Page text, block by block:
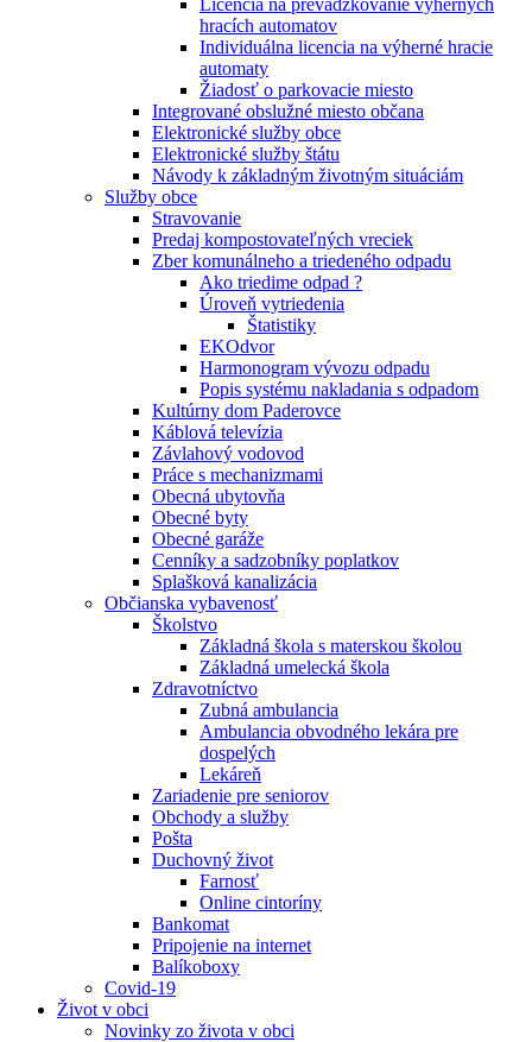
Licencia na prevádzkovanie výherných
hracích automatov
Individuálna licencia na výherné hracie
automaty
Žiadosť o parkovacie miesto
Integrované obslužné miesto občana
Elektronické služby obce
Elektronické služby štátu
Návody k základným životným situáciám
Služby obce
Stravovanie
Predaj kompostovateľných vreciek
Zber komunálneho a triedeného odpadu
Ako triedime odpad ?
Úroveň vytriedenia
Štatistiky
EKOdvor
Harmonogram vývozu odpadu
Popis systému nakladania s odpadom
Kultúrny dom Paderovce
Káblová televízia
Závlahový vodovod
Práce s mechanizmami
Obecná ubytovňa
Obecné byty
Obecné garáže
Cenníky a sadzobníky poplatkov
Splašková kanalizácia
Občianska vybavenosť
Školstvo
Základná škola s materskou školou
Základná umelecká škola
Zdravotníctvo
Zubná ambulancia
Ambulancia obvodného lekára pre
dospelých
Lekáreň
Zariadenie pre seniorov
Obchody a služby
Pošta
Duchovný život
Farnosť
Online cintoríny
Bankomat
Pripojenie na internet
Balíkoboxy
Covid-19
Život v obci
Novinky zo života v obci